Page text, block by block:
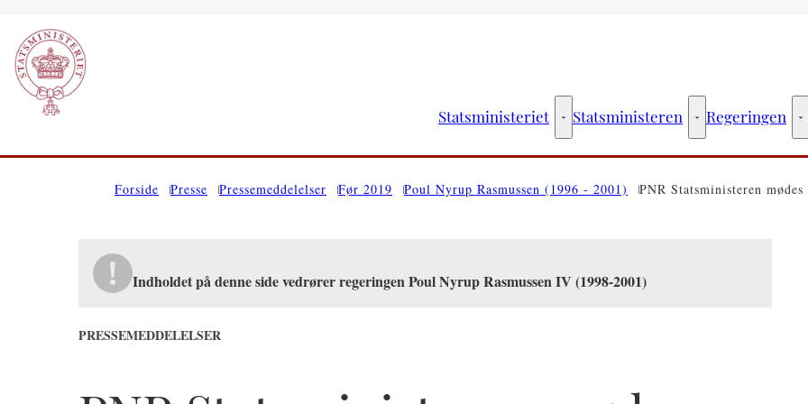
Statsministeriet Statsministeriet - Flere links
Statsministeren Statsministeren -
Regeringen
Forside Presse Pressemeddelelser Før 2019 Poul Nyrup Rasmussen (1996 - 2001) PNR Statsministeren
Indholdet på denne side vedrører regeringen Poul Nyrup Rasmussen IV (1998-2001)
PRESSEMEDDELELSER